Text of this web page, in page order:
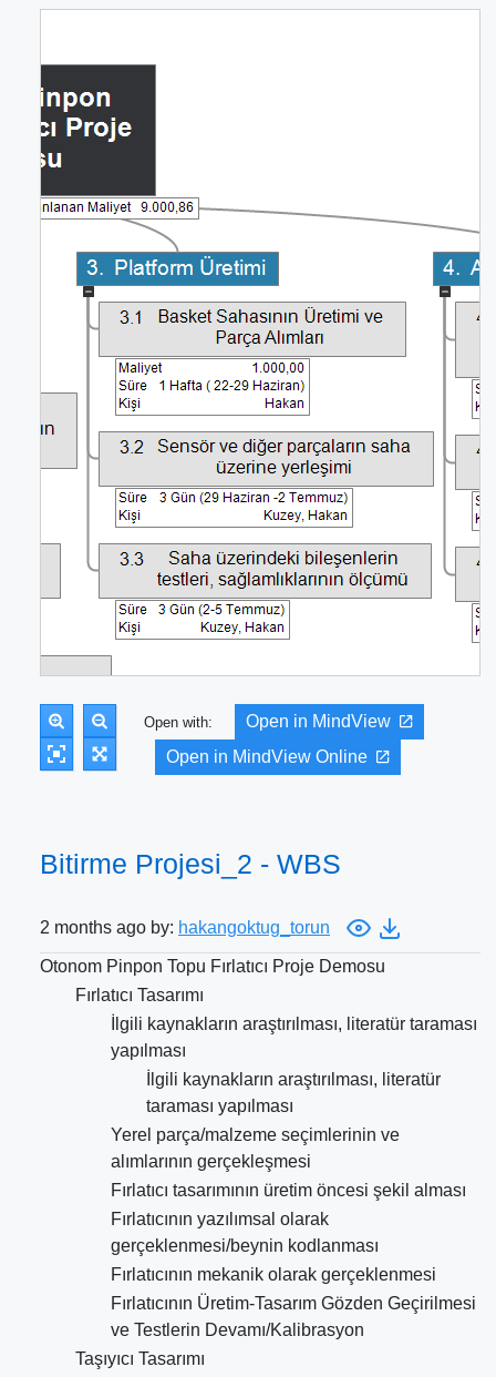
Open with:
Open in MindView
Open in MindView Online
Bitirme Projesi_2 - WBS
2 months ago by: hakangoktug_torun
Otonom Pinpon Topu Fırlatıcı Proje Demosu
Fırlatıcı Tasarımı
İlgili kaynakların araştırılması, literatür taraması
yapılması
İlgili kaynakların araştırılması, literatür
taraması yapılması
Yerel parça/malzeme seçimlerinin ve
alımlarının gerçekleşmesi
Fırlatıcı tasarımının üretim öncesi şekil alması
Fırlatıcının yazılımsal olarak
gerçeklenmesi/beynin kodlanması
Fırlatıcının mekanik olarak gerçeklenmesi
Fırlatıcının Üretim-Tasarım Gözden Geçirilmesi
ve Testlerin Devamı/Kalibrasyon
Taşıyıcı Tasarımı